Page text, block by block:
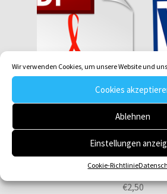
Wir verwenden Cookies, um unsere Website und
Cookies
Ablehnen
Einstellungen
Cookie-Richtlinie
Gotteslob GL 495_4 Herr Jesus, du
Umkehr (KL)
€2,50